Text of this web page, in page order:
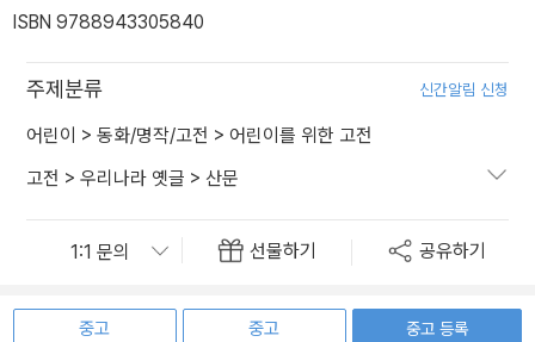
ISBN 9788943305840
주제분류 신간알림 신청
어린이 > 동화/명작/고전 > 어린이를 위한 고전
고전 > 우리나라 옛글 > 산문
선물하기 공유하기
중고
중고
중고 등록